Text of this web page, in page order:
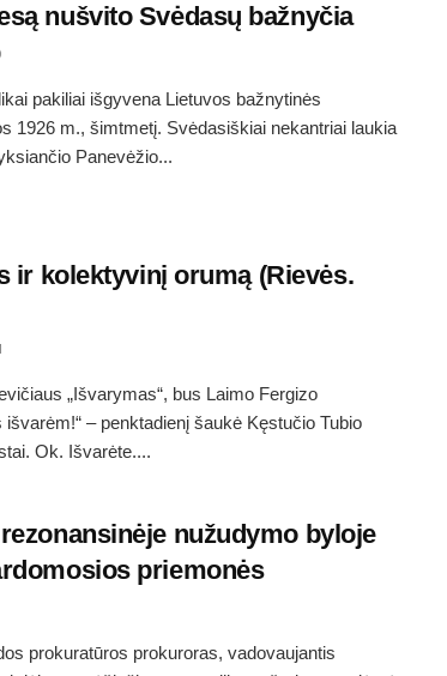
nušvito Svėdasų bažnyčia
pakiliai išgyvena Lietuvos bažnytinės
1926 m., šimtmetį. Svėdasiškiai nekantriai laukia
Panevėžio...
ir kolektyvinį orumą (Rievės.
„Išvarymas“, bus Laimo Fergizo
– penktadienį šaukė Kęstučio Tubio
Ok. Išvarėte....
nužudymo byloje
priemonės
prokuratūros prokuroras, vadovaujantis